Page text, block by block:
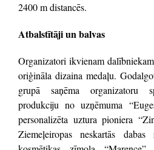
2400 m distancēs.
Atbalstītāji un balvas
Organizatori ikvienam
oriģināla dizaina medaļu.
grupā saņēma organizatoru
produkciju no uzņēmuma
personalizēta uztura pioniera
Ziemeļeiropas neskartās dabas